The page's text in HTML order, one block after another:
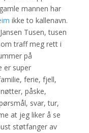
mannen har
ikke to kallenavn.
Tusen, tusen
traff meg rett i
på
er super
ferie, fjell,
påske,
svar, tur,
at jeg liker å se
støtfanger av